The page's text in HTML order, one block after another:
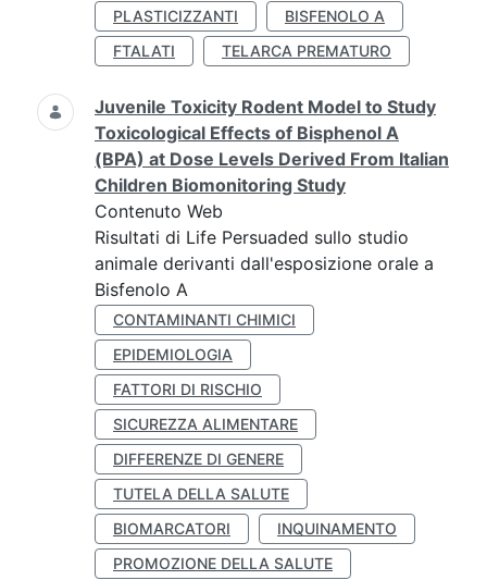
PLASTICIZZANTI
BISFENOLO A
FTALATI
TELARCA PREMATURO
Juvenile Toxicity Rodent Model to Study
Toxicological Effects of Bisphenol A
(BPA) at Dose Levels Derived From Italian
Children Biomonitoring Study
Contenuto Web
Risultati di Life Persuaded sullo studio
animale derivanti dall'esposizione orale a
Bisfenolo A
CONTAMINANTI CHIMICI
EPIDEMIOLOGIA
FATTORI DI RISCHIO
SICUREZZA ALIMENTARE
DIFFERENZE DI GENERE
TUTELA DELLA SALUTE
BIOMARCATORI
INQUINAMENTO
PROMOZIONE DELLA SALUTE